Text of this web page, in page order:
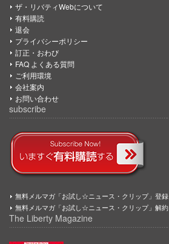
ザ・リバティWebについて
有料購読
退会
プライバシーポリシー
訂正・おわび
FAQ よくある質問
ご利用環境
会社案内
お問い合わせ
subscribe
無料メルマガ「お試し☆ニュース・クリップ」登録
無料メルマガ「お試し☆ニュース・クリップ」解約
The Liberty Magazine